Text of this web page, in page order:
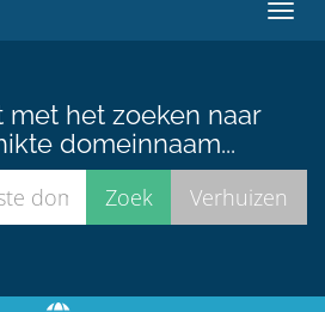
in-/
met het zoeken naar
domeinnaam...